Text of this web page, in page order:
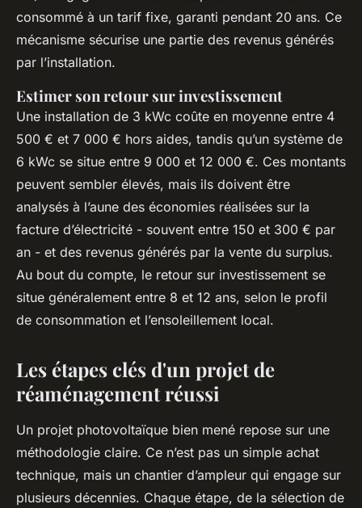
consommé à un tarif fixe, garanti pendant 20 ans. Ce
mécanisme sécurise une partie des revenus générés
par l’installation.
Estimer son retour sur investissement
Une installation de 3 kWc coûte en moyenne entre 4
500 € et 7 000 € hors aides, tandis qu’un système de
6 kWc se situe entre 9 000 et 12 000 €. Ces montants
peuvent sembler élevés, mais ils doivent être
analysés à l’aune des économies réalisées sur la
facture d’électricité - souvent entre 150 et 300 € par
an - et des revenus générés par la vente du surplus.
Au bout du compte, le retour sur investissement se
situe généralement entre 8 et 12 ans, selon le profil
de consommation et l’ensoleillement local.
Les étapes clés d'un projet de
réaménagement réussi
Un projet photovoltaïque bien mené repose sur une
méthodologie claire. Ce n’est pas un simple achat
technique, mais un chantier d’ampleur qui engage sur
plusieurs décennies. Chaque étape, de la sélection de